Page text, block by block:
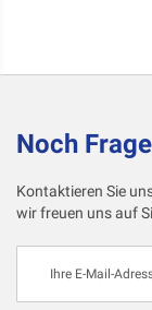
Noch
Kontaktieren Sie
wir freuen uns auf
sich